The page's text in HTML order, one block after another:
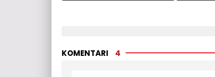
KOMENTARI 4